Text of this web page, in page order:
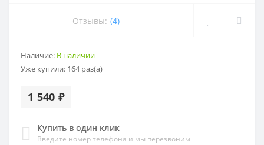
Отзывы: (4)
Наличие: В наличии
Уже купили: 164раз(а)
1 540 ₽
Купить в один клик
Введите номер телефона и мы перезвоним